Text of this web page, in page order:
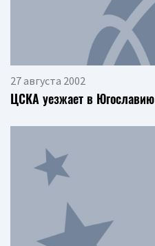
27 августа 2002
ЦСКА уезжает в Югославию